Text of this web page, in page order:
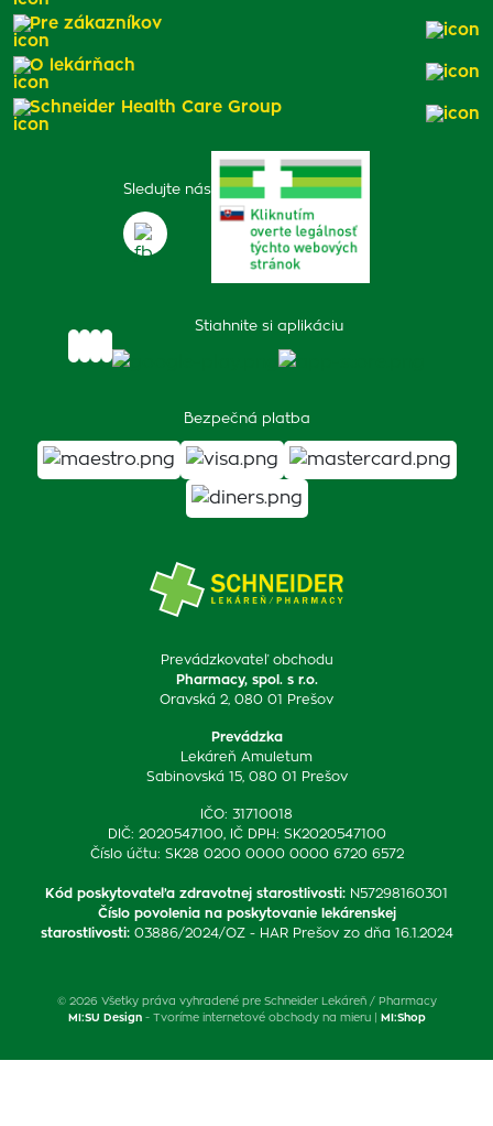
Prevádzkovateľ obchodu
Pharmacy, spol. s r.o.
Oravská 2, 080 01 Prešov
Prevádzka
Lekáreň Amuletum
Sabinovská 15, 080 01 Prešov
IČO: 31710018
DIČ: 2020547100, IČ DPH: SK2020547100
Číslo účtu: SK28 0200 0000 0000 6720 6572
Kód poskytovateľa zdravotnej starostlivosti: N57298160301
Číslo povolenia na poskytovanie lekárenskej
starostlivosti: 03886/2024/OZ - HAR Prešov zo dňa 16.1.2024
Sledujte nás
Stiahnite si aplikáciu
Bezpečná platba
Pre zákazníkov
O lekárňach
Schneider Health Care Group
© 2026 Všetky práva vyhradené pre Schneider Lekáreň / Pharmacy
MI:SU Design- Tvoríme internetové obchody na mieru | MI:Shop